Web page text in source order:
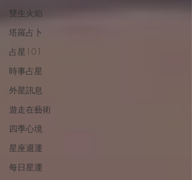
雙生火焰
塔羅占卜
占星101
時事占星
外星訊息
遊走在藝術
四季心境
星座週運
每日星運